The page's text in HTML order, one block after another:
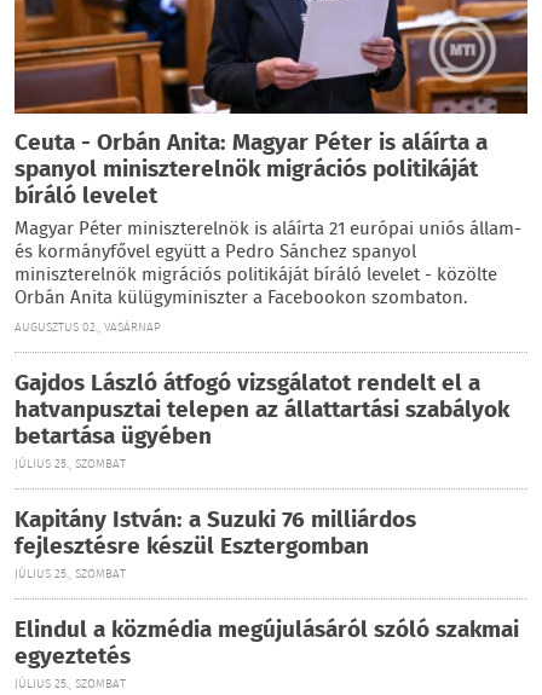
Ceuta - Orbán Anita: Magyar Péter is aláírta a
spanyol miniszterelnök migrációs politikáját
bíráló levelet
Magyar Péter miniszterelnök is aláírta 21 európai uniós állam-
és kormányfővel együtt a Pedro Sánchez spanyol
miniszterelnök migrációs politikáját bíráló levelet - közölte
Orbán Anita külügyminiszter a Facebookon szombaton.
AUGUSZTUS 02., VASÁRNAP
Gajdos László átfogó vizsgálatot rendelt el a
hatvanpusztai telepen az állattartási szabályok
betartása ügyében
JÚLIUS 25., SZOMBAT
Kapitány István: a Suzuki 76 milliárdos
fejlesztésre készül Esztergomban
JÚLIUS 25., SZOMBAT
Elindul a közmédia megújulásáról szóló szakmai
egyeztetés
JÚLIUS 25., SZOMBAT